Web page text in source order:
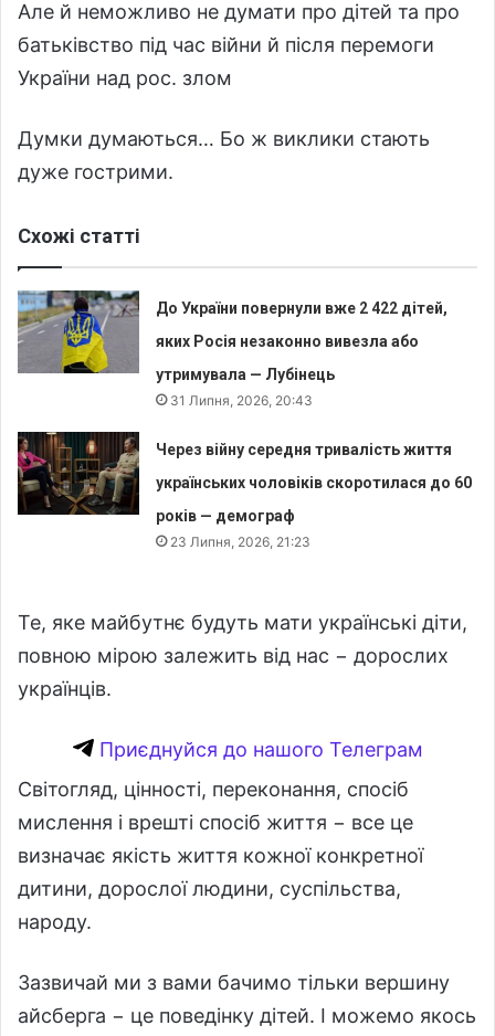
Але й неможливо не думати про дітей та про
батьківство під час війни й після перемоги
України над рос. злом
Думки думаються… Бо ж виклики стають
дуже гострими.
Схожі статті
До України повернули вже 2 422 дітей,
яких Росія незаконно вивезла або
утримувала — Лубінець
31 Липня, 2026, 20:43
Через війну середня тривалість життя
українських чоловіків скоротилася до 60
років — демограф
23 Липня, 2026, 21:23
Те, яке майбутнє будуть мати українські діти,
повною мірою залежить від нас − дорослих
українців.
Приєднуйся до нашого Телеграм
Світогляд, цінності, переконання, спосіб
мислення і врешті спосіб життя − все це
визначає якість життя кожної конкретної
дитини, дорослої людини, суспільства,
народу.
Зазвичай ми з вами бачимо тільки вершину
айсберга − це поведінку дітей. І можемо якось